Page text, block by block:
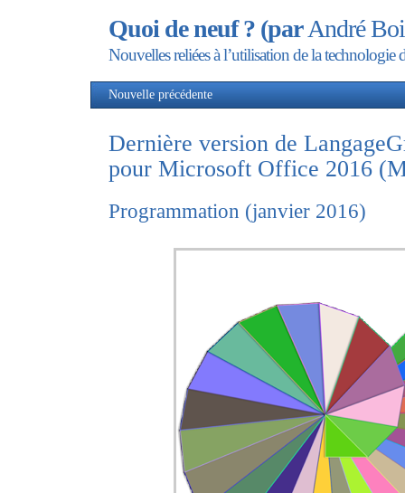
Quoi de neuf ? (parAndré
Nouvelles reliées à l’utilisation de la technologie
Nouvelle précédente
Dernière version de
pour Microsoft Office 2016
Programmation (janvier 2016)